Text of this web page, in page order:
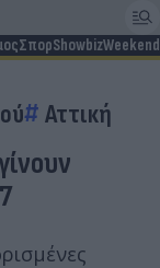
ΣπορShowbizWeekend
Αττική